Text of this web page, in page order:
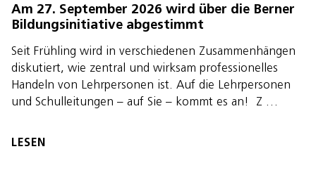
Am 27. September 2026 wird über die Berner
Bildungsinitiative abgestimmt
Seit Frühling wird in verschiedenen Zusammenhängen
diskutiert, wie zentral und wirksam professionelles
Handeln von Lehrpersonen ist. Auf die Lehrpersonen
und Schulleitungen – auf Sie – kommt es an! Z …
LESEN